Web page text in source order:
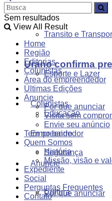
Urano confirma
Colunistas
Empreendedor
Anuncie
Por que anunciar
Transito e
Esporte e Lazer
Educação
Segurança
Cultura
Sem resultados
View All Result
Home
Região
Editorias
Colunistas
Área do empreendedor
Últimas Edições
Anuncie
Por que anunciar
Visita sem
Envie seu anúncio
Tem no bairro
Quem Somos
História
Missão, visão e
Expediente
Social
Perguntas Frequentes
Contato